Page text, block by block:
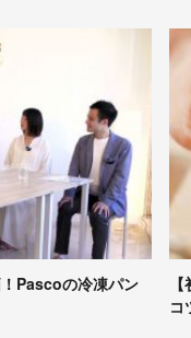
Pascoの冷凍パン